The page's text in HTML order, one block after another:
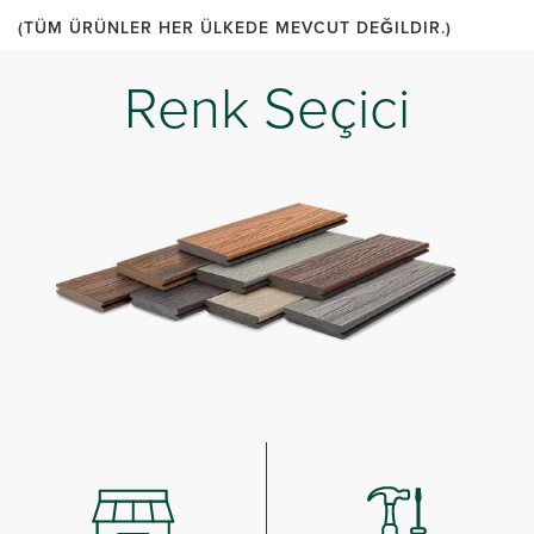
(TÜM ÜRÜNLER HER ÜLKEDE MEVCUT DEĞILDIR.)
Renk Seçici